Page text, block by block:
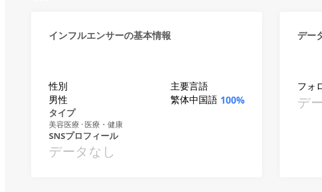
インフルエンサーの基本情報
性別
男性
主要言語
繁体中国語 100%
タイプ
美容医療 · 医療・健康
SNSプロフィール
データなし
デー
フォ
デ